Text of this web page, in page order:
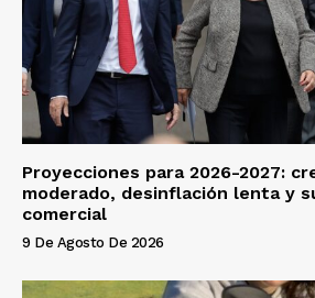
Proyecciones para 2026-2027:
moderado, desinflación lenta y
comercial
9 De Agosto De 2026